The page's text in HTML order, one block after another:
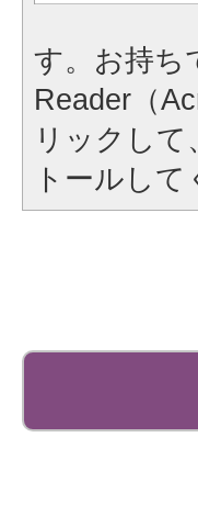
す。お持ち
Reader（
リックし
トールして